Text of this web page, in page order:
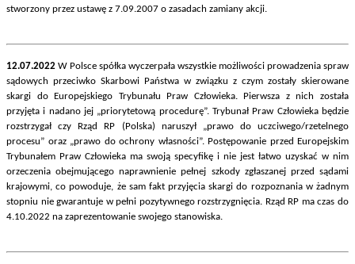
stworzony przez ustawę z 7.09.2007 o zasadach zamiany akcji.
12.07.2022 W Polsce spółka wyczerpała wszystkie możliwości prowadzenia spraw
sądowych przeciwko Skarbowi Państwa w związku z czym zostały skierowane
skargi do Europejskiego Trybunału Praw Człowieka. Pierwsza z nich została
przyjęta i nadano jej „priorytetową procedurę”. Trybunał Praw Człowieka będzie
rozstrzygał czy Rząd RP (Polska) naruszył „prawo do uczciwego/rzetelnego
procesu” oraz „prawo do ochrony własności”. Postępowanie przed Europejskim
Trybunałem Praw Człowieka ma swoją specyfikę i nie jest łatwo uzyskać w nim
orzeczenia obejmującego naprawnienie pełnej szkody zgłaszanej przed sądami
krajowymi, co powoduje, że sam fakt przyjęcia skargi do rozpoznania w żadnym
stopniu nie gwarantuje w pełni pozytywnego rozstrzygnięcia. Rząd RP ma czas do
4.10.2022 na zaprezentowanie swojego stanowiska.